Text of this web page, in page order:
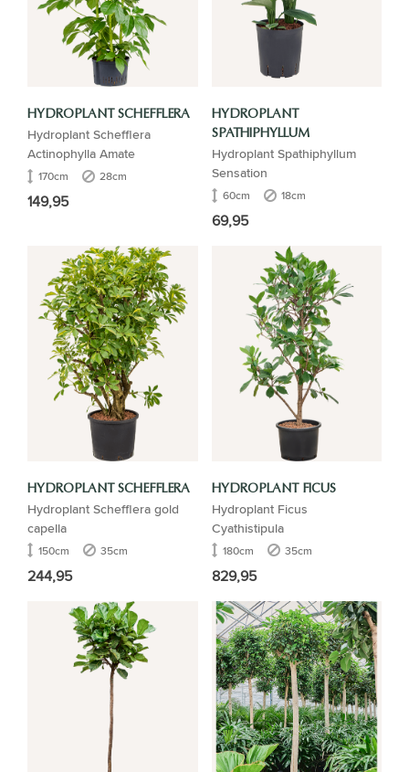
HYDROPLANT SCHEFFLERA
Hydroplant Schefflera
Actinophylla Amate
170cm 28cm
149,95
HYDROPLANT
SPATHIPHYLLUM
Hydroplant Spathiphyllum
Sensation
60cm 18cm
69,95
HYDROPLANT SCHEFFLERA
Hydroplant Schefflera gold
capella
150cm 35cm
244,95
HYDROPLANT FICUS
Hydroplant Ficus
Cyathistipula
180cm 35cm
829,95